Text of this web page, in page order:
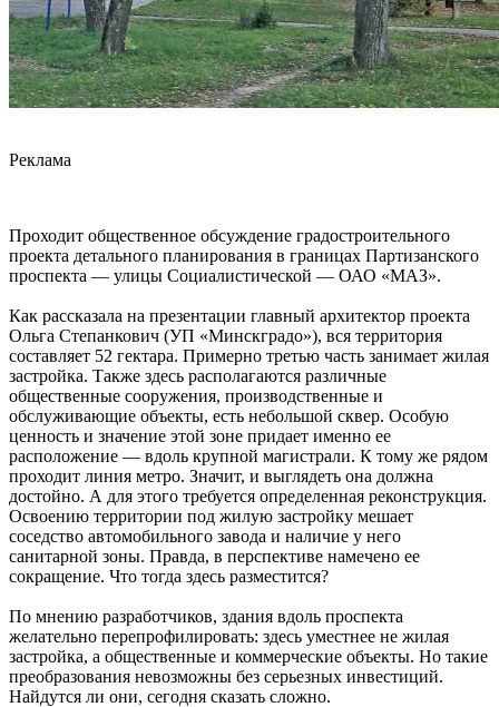
Реклама
Проходит общественное обсуждение градостроительного
проекта детального планирования в границах Партизанского
проспекта — улицы Социалистической — ОАО «МАЗ».
Как рассказала на презентации главный архитектор проекта
Ольга Степанкович (УП «Минскградо»), вся территория
составляет 52 гектара. Примерно третью часть занимает жилая
застройка. Также здесь располагаются различные
общественные сооружения, производственные и
обслуживающие объекты, есть небольшой сквер. Особую
ценность и значение этой зоне придает именно ее
расположение — вдоль крупной магистрали. К тому же рядом
проходит линия метро. Значит, и выглядеть она должна
достойно. А для этого требуется определенная реконструкция.
Освоению территории под жилую застройку мешает
соседство автомобильного завода и наличие у него
санитарной зоны. Правда, в перспективе намечено ее
сокращение. Что тогда здесь разместится?
По мнению разработчиков, здания вдоль проспекта
желательно перепрофилировать: здесь уместнее не жилая
застройка, а общественные и коммерческие объекты. Но такие
преобразования невозможны без серьезных инвестиций.
Найдутся ли они, сегодня сказать сложно.